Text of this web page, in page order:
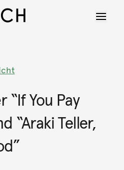
“If You Pay
“Araki Teller,